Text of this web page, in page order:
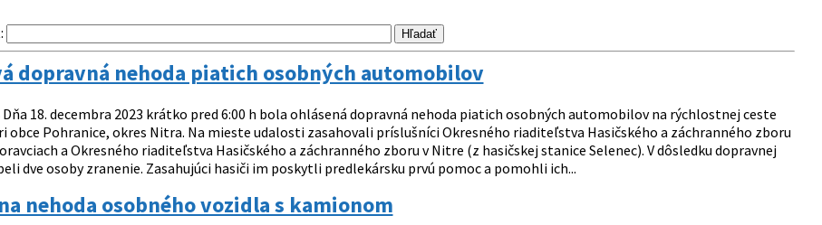
:
dopravná nehoda piatich osobných automobilov
Dňa 18. decembra 2023 krátko pred 6:00 h bola ohlásená dopravná nehoda piatich osobných automobilov na rýchlostnej ceste
obce Pohranice, okres Nitra. Na mieste udalosti zasahovali príslušníci Okresného riaditeľstva Hasičského a záchranného zboru
a Okresného riaditeľstva Hasičského a záchranného zboru v Nitre (z hasičskej stanice Selenec). V dôsledku dopravnej
dve osoby zranenie. Zasahujúci hasiči im poskytli predlekársku prvú pomoc a pomohli ich...
nehoda osobného vozidla s kamionom